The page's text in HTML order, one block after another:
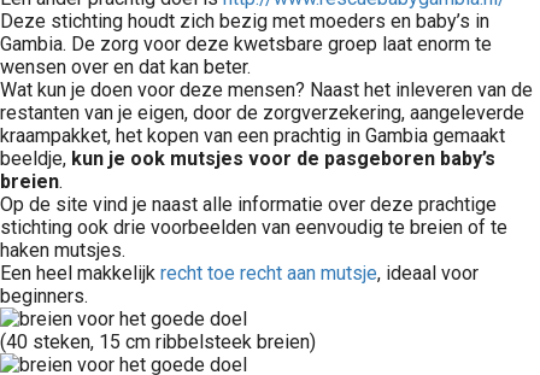
Deze stichting houdt zich bezig met moeders en baby’s in
Gambia. De zorg voor deze kwetsbare groep laat enorm te
wensen over en dat kan beter.
Wat kun je doen voor deze mensen? Naast het inleveren van de
restanten van je eigen, door de zorgverzekering, aangeleverde
kraampakket, het kopen van een prachtig in Gambia gemaakt
beeldje, kun je ook mutsjes voor de pasgeboren baby’s
breien.
Op de site vind je naast alle informatie over deze prachtige
stichting ook drie voorbeelden van eenvoudig te breien of te
haken mutsjes.
Een heel makkelijk recht toe recht aan mutsje, ideaal voor
beginners.
(40 steken, 15 cm ribbelsteek breien)